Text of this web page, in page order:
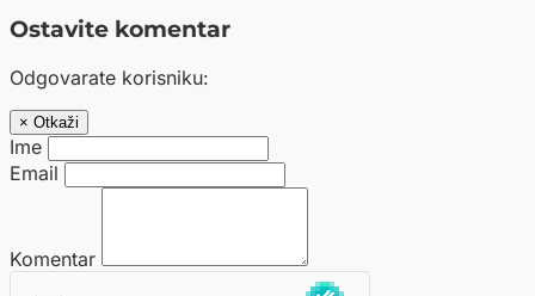
Ostavite komentar
Odgovarate korisniku:
× Otkaži
Ime
Email
Komentar